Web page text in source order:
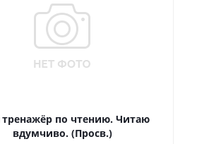
тренажёр по чтению. Читаю
вдумчиво. (Просв.)